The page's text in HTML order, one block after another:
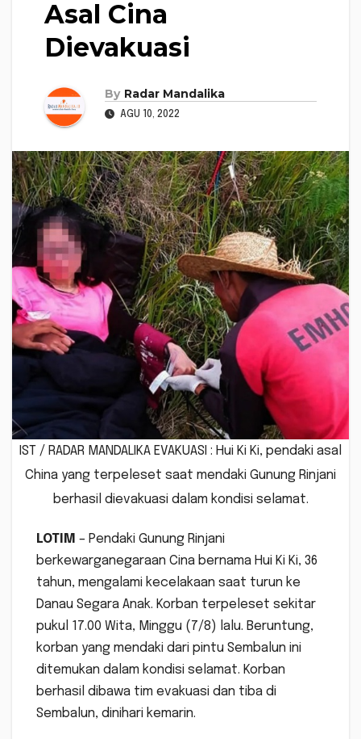
Asal Cina
Dievakuasi
By Radar Mandalika
AGU 10, 2022
IST / RADAR MANDALIKA EVAKUASI : Hui Ki Ki, pendaki asal
China yang terpeleset saat mendaki Gunung Rinjani
berhasil dievakuasi dalam kondisi selamat.
LOTIM – Pendaki Gunung Rinjani
berkewarganegaraan Cina bernama Hui Ki Ki, 36
tahun, mengalami kecelakaan saat turun ke
Danau Segara Anak. Korban terpeleset sekitar
pukul 17.00 Wita, Minggu (7/8) lalu. Beruntung,
korban yang mendaki dari pintu Sembalun ini
ditemukan dalam kondisi selamat. Korban
berhasil dibawa tim evakuasi dan tiba di
Sembalun, dinihari kemarin.